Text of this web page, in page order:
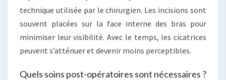
technique utilisée par le chirurgien. Les incisions sont
souvent placées sur la face interne des bras pour
minimiser leur visibilité. Avec le temps, les cicatrices
peuvent s’atténuer et devenir moins perceptibles.
Quels soins post-opératoires sont nécessaires ?